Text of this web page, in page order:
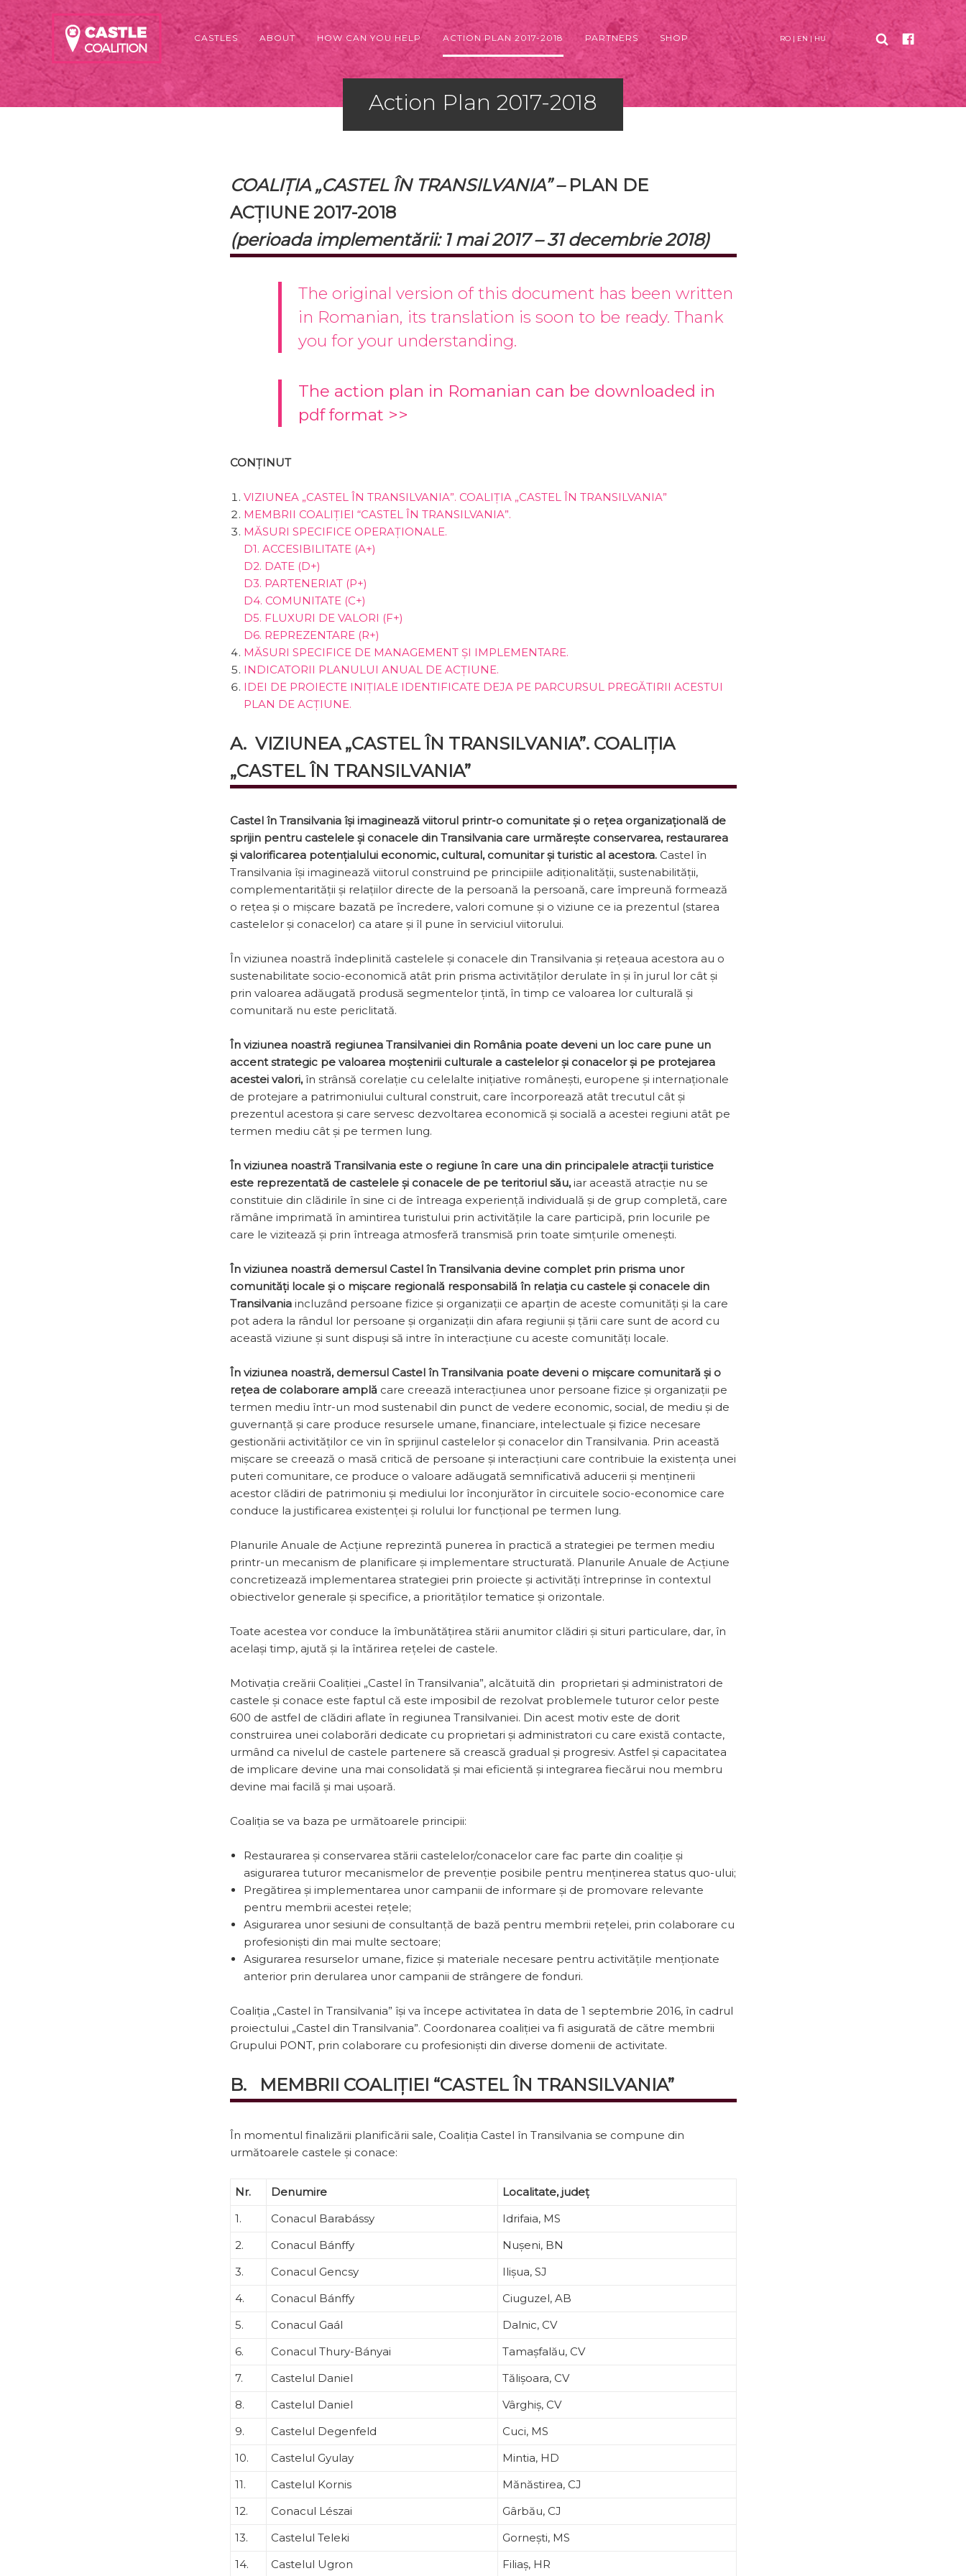
CASTLES ABOUT HOW CAN YOU HELP ACTION PLAN 2017-2018 PARTNERS SHOP RO | EN |HU
Action Plan 2017-2018
COALIȚIA „CASTEL ÎN TRANSILVANIA” – PLAN DE
ACȚIUNE 2017-2018
(perioada implementării: 1 mai 2017 – 31 decembrie 2018)
The original version of this document has been written
in Romanian, its translation is soon to be ready. Thank
you for your understanding.
The action plan in Romanian can be downloaded in
pdf format >>
CONȚINUT
VIZIUNEA „CASTEL ÎN TRANSILVANIA”. COALIȚIA „CASTEL ÎN TRANSILVANIA”
MEMBRII COALIȚIEI “CASTEL ÎN TRANSILVANIA”.
MĂSURI SPECIFICE OPERAȚIONALE.
D1. ACCESIBILITATE (A+)
D2. DATE (D+)
D3. PARTENERIAT (P+)
D4. COMUNITATE (C+)
D5. FLUXURI DE VALORI (F+)
D6. REPREZENTARE (R+)
MĂSURI SPECIFICE DE MANAGEMENT ȘI IMPLEMENTARE.
INDICATORII PLANULUI ANUAL DE ACȚIUNE.
IDEI DE PROIECTE INIȚIALE IDENTIFICATE DEJA PE PARCURSUL PREGĂTIRII ACESTUI
PLAN DE ACȚIUNE.
A. VIZIUNEA „CASTEL ÎN TRANSILVANIA”. COALIȚIA
„CASTEL ÎN TRANSILVANIA”
Castel în Transilvania își imaginează viitorul printr-o comunitate și o re­țea organizațională de
sprijin pentru castelele și conacele din Transilva­nia care urmărește conservarea, restaurarea
și valorificarea potențialului economic, cultural, comunitar și turistic al acestora. Castel în
Transilvania își imaginează viitorul construind pe principiile adiționalității, sustenabilității,
complemen­tarității și relațiilor directe de la persoană la persoană, care împreună formează
o rețea și o mișcare bazată pe încredere, valori comune și o viziune ce ia prezentul (starea
castelelor și conacelor) ca atare și îl pune în serviciul viitorului.
În viziunea noastră îndeplinită castelele și conacele din Transilvania și rețeaua acestora au o
sustenabilitate socio-economică atât prin prisma activităților derulate în și în jurul lor cât și
prin valoarea adăugată produsă segmentelor țintă, în timp ce valoarea lor culturală și
comunitară nu este periclitată.
În viziunea noastră regiunea Transilvaniei din România poate deveni un loc care pune un
accent strategic pe valoarea moștenirii culturale a castelelor și conacelor și pe protejarea
acestei valori,în strânsă corelație cu celelalte iniția­tive românești, europene și internaționale
de protejare a patrimoniului cultural constru­it, care încorporează atât trecutul cât și
prezentul acestora și care servesc dezvoltarea economică și socială a acestei regiuni atât pe
termen mediu cât și pe termen lung.
În viziunea noastră Transilvania este o regiune în care una din princi­palele atracții turistice
este reprezentată de castelele și conacele de pe teritoriul său,iar această atracție nu se
constituie din clădirile în sine ci de întreaga experiență individuală și de grup completă, care
rămâne imprimată în amintirea turis­tului prin activitățile la care participă, prin locurile pe
care le vizitează și prin întreaga atmosferă transmisă prin toate simțurile omenești.
În viziunea noastră demersul Castel în Transilvania devine complet prin prisma unor
comunități locale și o mișcare regională responsabilă în rela­ția cu castele și conacele din
Transilvania incluzând persoane fizice și organizații ce aparțin de aceste comunități și la care
pot adera la rândul lor persoane și organizații din afara regiunii și țării care sunt de acord cu
această viziune și sunt dispuși să intre în interacțiune cu aceste comunități locale.
În viziunea noastră, demersul Castel în Transilvania poate deveni o mișcare comunitară și o
rețea de colaborare amplă care creează interacțiunea unor persoane fizice și organizații pe
termen mediu într-un mod sustenabil din punct de vedere economic, social, de mediu și de
guvernanță și care produce resursele uma­ne, financiare, intelectuale și fizice necesare
gestionării activităților ce vin în sprijinul castelelor și conacelor din Transilvania. Prin această
mișcare se creează o masă cri­tică de persoane și interacțiuni care contribuie la existența unei
puteri comunitare, ce produce o valoare adăugată semnificativă aducerii și menținerii
acestor clădiri de patrimoniu și mediului lor înconjurător în circuitele socio-economice care
conduce la justificarea existenței și rolului lor funcțional pe termen lung.
Planurile Anuale de Acțiune reprezintă punerea în practică a strategiei pe termen me­diu
printr-un mecanism de planificare și implementare structurată. Planurile Anuale de Acțiune
concretizează implementarea strategiei prin proiecte și activități întreprinse în contextul
obiectivelor generale și specifice, a priorităților tematice și orizontale.
Toate acestea vor conduce la îmbunătățirea stării anumitor clădiri și situri particulare, dar, în
același timp, ajută și la întărirea rețelei de castele.
Motivația creării Coaliției „Castel în Transilvania”, alcătuită din proprietari și administratori de
castele și conace este faptul că este imposibil de rezolvat problemele tuturor celor peste
600 de astfel de clădiri aflate în regiunea Transilvaniei. Din acest motiv este de dorit
construirea unei colaborări dedicate cu proprietari și administratori cu care există contacte,
urmând ca nivelul de castele partenere să crească gradual și progresiv. Astfel și capacitatea
de implicare devine una mai consolidată și mai eficientă și integrarea fiecărui nou membru
devine mai facilă și mai ușoară.
Coaliția se va baza pe următoarele principii:
Restaurarea și conservarea stării castelelor/conacelor care fac parte din coaliție și
asigurarea tuturor mecanismelor de prevenție posibile pentru menținerea status quo-ului;
Pregătirea și implementarea unor campanii de informare și de promovare relevante
pentru membrii acestei rețele;
Asigurarea unor sesiuni de consultanță de bază pentru membrii rețelei, prin colaborare cu
profesioniști din mai multe sectoare;
Asigurarea resurselor umane, fizice și materiale necesare pentru activitățile menționate
anterior prin derularea unor campanii de strângere de fonduri.
Coaliția „Castel în Transilvania” își va începe activitatea în data de 1 septembrie 2016, în cadrul
proiectului „Castel din Transilvania”. Coordonarea coaliției va fi asigurată de către membrii
Grupului PONT, prin colaborare cu profesioniști din diverse domenii de activitate.
B. MEMBRII COALIȚIEI “CASTEL ÎN TRANSILVANIA”
În momentul finalizării planificării sale, Coaliția Castel în Transilvania se compune din
următoarele castele și conace:
Nr. Denumire
Localitate, județ
1.
Conacul Barabássy
Idrifaia, MS
2.
Conacul Bánffy
Nușeni, BN
3.
Conacul Gencsy
Ilișua, SJ
4.
Conacul Bánffy
Ciuguzel, AB
5.
Conacul Gaál
Dalnic, CV
6.
Conacul Thury-Bányai
Tamașfalău, CV
7.
Castelul Daniel
Tălișoara, CV
8.
Castelul Daniel
Vârghiș, CV
9.
Castelul Degenfeld
Cuci, MS
10.
Castelul Gyulay
Mintia, HD
11.
Castelul Kornis
Mănăstirea, CJ
12.
Conacul Lészai
Gârbău, CJ
13.
Castelul Teleki
Gornești, MS
14.
Castelul Ugron Filiaș, HR